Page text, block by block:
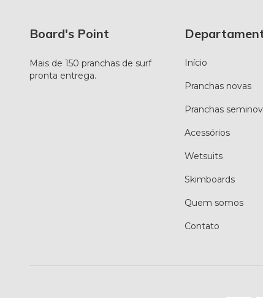
Board's Point
Mais de 150 pranchas de surf
pronta entrega.
Início
Pranchas novas
Pranchas
Acessórios
Wetsuits
Skimboards
Quem somos
Contato